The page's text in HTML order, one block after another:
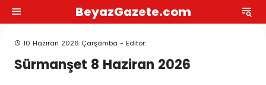
BeyazGazete.com
10 Haziran 2026 Çarşamba - Editör:
Sürmanşet 8 Haziran 2026